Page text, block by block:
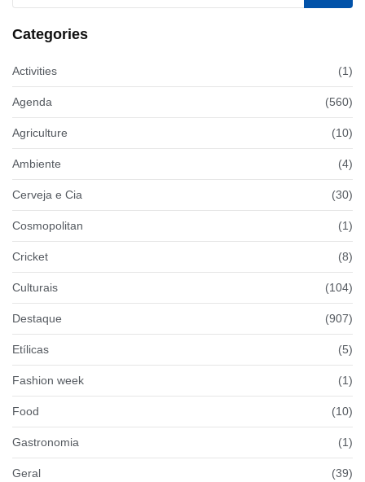
Categories
Activities (1)
Agenda (560)
Agriculture (10)
Ambiente (4)
Cerveja e Cia (30)
Cosmopolitan (1)
Cricket (8)
Culturais (104)
Destaque (907)
Etílicas (5)
Fashion week (1)
Food (10)
Gastronomia (1)
Geral (39)